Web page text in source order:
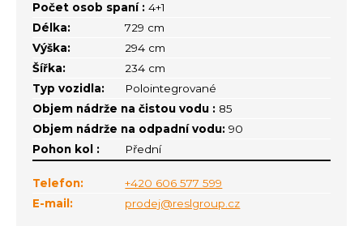
Počet osob spaní : 4+1
Délka:
729 cm
Výška:
294 cm
Šířka:
234 cm
Typ vozidla:
Polointegrované
Objem nádrže na čistou vodu : 85
Objem nádrže na odpadní vodu: 90
Pohon kol :
Přední
Telefon:
+420 606 577 599
E-mail:
prodej@reslgroup.cz